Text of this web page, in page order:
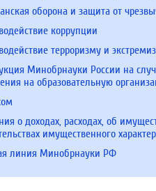
оборона и защита от
коррупции
терроризму и
Минобрнауки России на
на образовательную
о доходах, расходах, об
имущественного
линия Минобрнауки РФ